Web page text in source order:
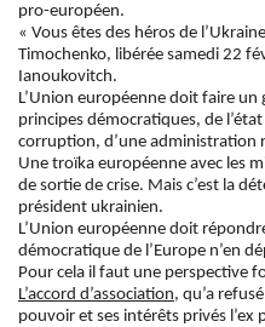
pro-européen.
« Vous êtes des héros de
Timochenko, libérée samedi 22
Ianoukovitch.
L’Union européenne doit faire
principes démocratiques, de
corruption, d’une administration
Une troïka européenne avec les
de sortie de crise. Mais c’est la
président ukrainien.
L’Union européenne doit
démocratique de l’Europe n’en
Pour cela il faut une perspective
L’accord d’association, qu’a
pouvoir et ses intérêts privés l’ex